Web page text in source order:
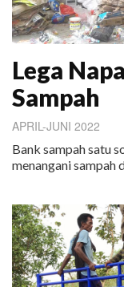
Lega
Sampah
APRIL-JUNI 2022
Bank sampah satu
menangani sampah